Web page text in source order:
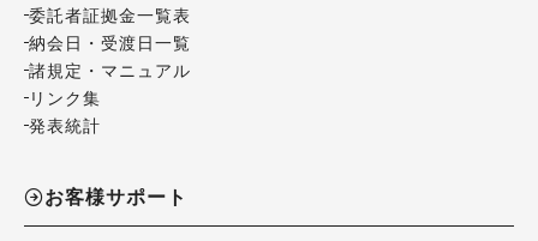
委託者証拠金一覧表
納会日・受渡日一覧
諸規定・マニュアル
リンク集
発表統計
お客様サポート